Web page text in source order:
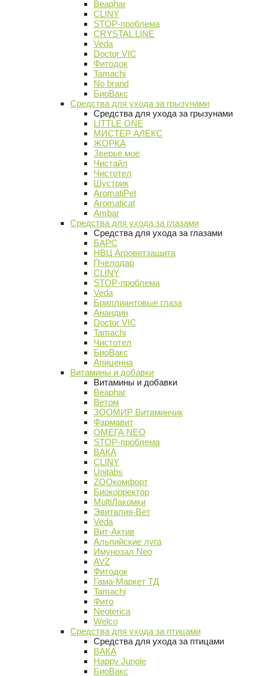
Beaphar
CLINY
STOP-проблема
CRYSTAL LINE
Veda
Doctor VIC
Фитодок
Tamachi
No brand
БиоВакс
Средства для ухода за грызунами
Средства для ухода за грызунами
LITTLE ONE
МИСТЕР АЛЕКС
ЖОРКА
Зверье мое
Чистайл
Чистотел
Шустрик
AromatiPet
Aromaticat
Ambar
Средства для ухода за глазами
Средства для ухода за глазами
БАРС
НВЦ Агроветзащита
Пчелодар
CLINY
STOP-проблема
Veda
Бриллиантовые глаза
Анандин
Doctor VIC
Tamachi
Чистотел
БиоВакс
Апиценна
Витамины и добавки
Витамины и добавки
Beaphar
Ветом
ЗООМИР Витаминчик
Фармавит
ОМЕГА NEO
STOP-проблема
ВАКА
CLINY
Unitabs
ZOOкомфорт
Биокорректор
MultiЛакомки
Эвиталия-Вет
Veda
Вит-Актив
Альпийские луга
Имунозал Neo
AVZ
Фитодок
Гама-Маркет ТД
Tamachi
Фито
Neoterica
Welco
Средства для ухода за птицами
Средства для ухода за птицами
ВАКА
Happy Jungle
БиоВакс